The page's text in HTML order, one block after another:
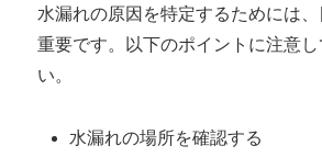
水漏れの原因を特定するためには
重要です。以下のポイントに注意し
い。
水漏れの場所を確認する